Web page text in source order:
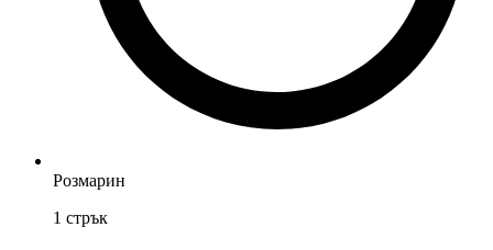
Розмарин
1 стрък